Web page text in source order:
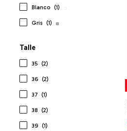
Blanco (1)
Gris (1)
Talle
35 (2)
36 (2)
37 (1)
38 (2)
39 (1)